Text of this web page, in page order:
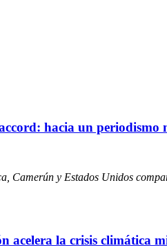
hacia un periodismo
Camerún y Estados Unidos
acelera la crisis climática